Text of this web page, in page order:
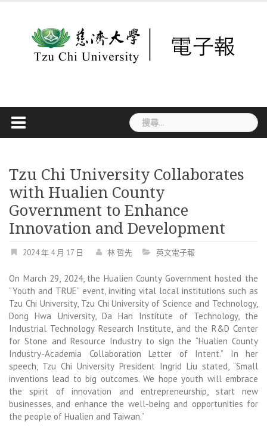
搜
尋
字:
Tzu Chi University Collaborates
with Hualien County
Government to Enhance
Innovation and Development
2024 年 4 月 17 日 林 哲先 英文電子報
On March 29, 2024, the Hualien County Government hosted the
“Youth and TRUE” event, inviting vital local institutions such as
Tzu Chi University, Tzu Chi University of Science and Technology,
Dong Hwa University, Da Han Institute of Technology, the
Industrial Technology Research Institute, and the R&D Center
for Stone and Resource Industry to sign the “Hualien County
Industry-Academia Collaboration Letter of Intent.” In her
speech, Tzu Chi University President Ingrid Liu stated, “Small
inventions lead to big outcomes. We hope youth will embrace
the spirit of innovation and entrepreneurship, start new
businesses, and enhance the well-being and opportunities for
the people of Hualien and Taiwan.”